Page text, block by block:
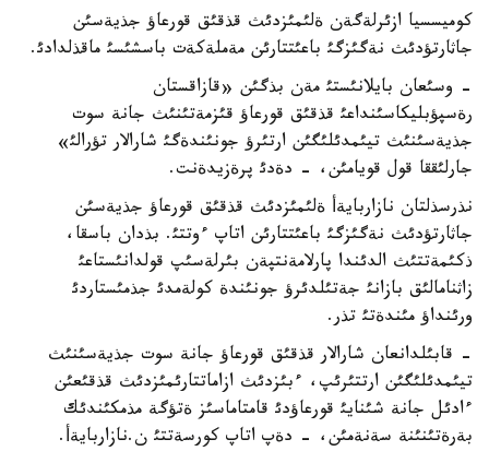
كوميسسيا ازئرلةگةن ةلئمئزدئث قذقئق قورعاؤ جذيةسئن
جاثارتؤدئث نةگئزگئ باعئتتارئن مةملةكةت باسشئسئ ماقذلدادئ.
- وسئعان بايلانئستئ مةن بذگئن «قازاقستان
رةسپؤبليكاسئنداعئ قذقئق قورعاؤ قئزمةتئنئث جانة سوت
جذيةسئنئث تيئمدئلئگئن ارتئرؤ جونئندةگئ شارالار تؤرالئ»
جارلئققا قول قويامئن، - دةدئ پرةزيدةنت.
نذرسذلتان نازاربايةأ ةلئمئزدئث قذقئق قورعاؤ جذيةسئن
جاثارتؤدئث نةگئزگئ باعئتتارئن اتاپ ءوتتئ. بذدان باسقا،
ذكئمةتتئث الدئندا پارلامةنتپةن بئرلةسئپ قولدانئستاعئ
زاثنامالئق بازانئ جةتئلدئرؤ جونئندة كولةمدئ جذمئستاردئ
ورئنداؤ مئندةتئ تذر.
- قابئلدانعان شارالار قذقئق قورعاؤ جانة سوت جذيةسئنئث
تيئمدئلئگئن ارتتئرئپ، ءبئزدئث ازاماتتارئمئزدئث قذقئعئن
ءادئل جانة شئنايئ قورعاؤدئ قامتاماسئز ةتؤگة مذمكئندئك
بةرةتئنئنة سةنةمئن، - دةپ اتاپ كورسةتتئ ن.نازاربايةأ.